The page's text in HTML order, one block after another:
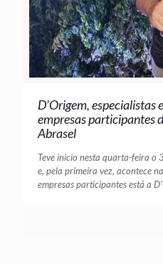
D’Origem, especialistas
empresas participantes
Abrasel
Teve inicio nesta quarta-feira o
e, pela primeira vez, acontece
empresas participantes está a